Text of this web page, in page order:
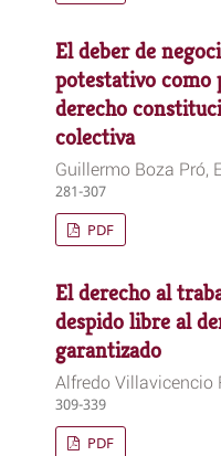
El deber de
potestativo como
derecho
colectiva
Guillermo Boza Pró,
281-307
PDF
El derecho al
despido libre al
garantizado
Alfredo Villavicencio
309-339
PDF